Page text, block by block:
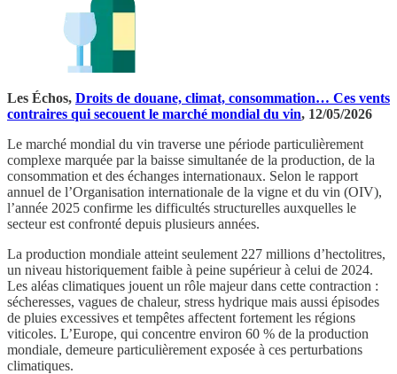
Les Échos, Droits de douane, climat, consommation… Ces vents
contraires qui secouent le marché mondial du vin, 12/05/2026
Le marché mondial du vin traverse une période particulièrement
complexe marquée par la baisse simultanée de la production, de la
consommation et des échanges internationaux. Selon le rapport
annuel de l’Organisation internationale de la vigne et du vin (OIV),
l’année 2025 confirme les difficultés structurelles auxquelles le
secteur est confronté depuis plusieurs années.
La production mondiale atteint seulement 227 millions d’hectolitres,
un niveau historiquement faible à peine supérieur à celui de 2024.
Les aléas climatiques jouent un rôle majeur dans cette contraction :
sécheresses, vagues de chaleur, stress hydrique mais aussi épisodes
de pluies excessives et tempêtes affectent fortement les régions
viticoles. L’Europe, qui concentre environ 60 % de la production
mondiale, demeure particulièrement exposée à ces perturbations
climatiques.